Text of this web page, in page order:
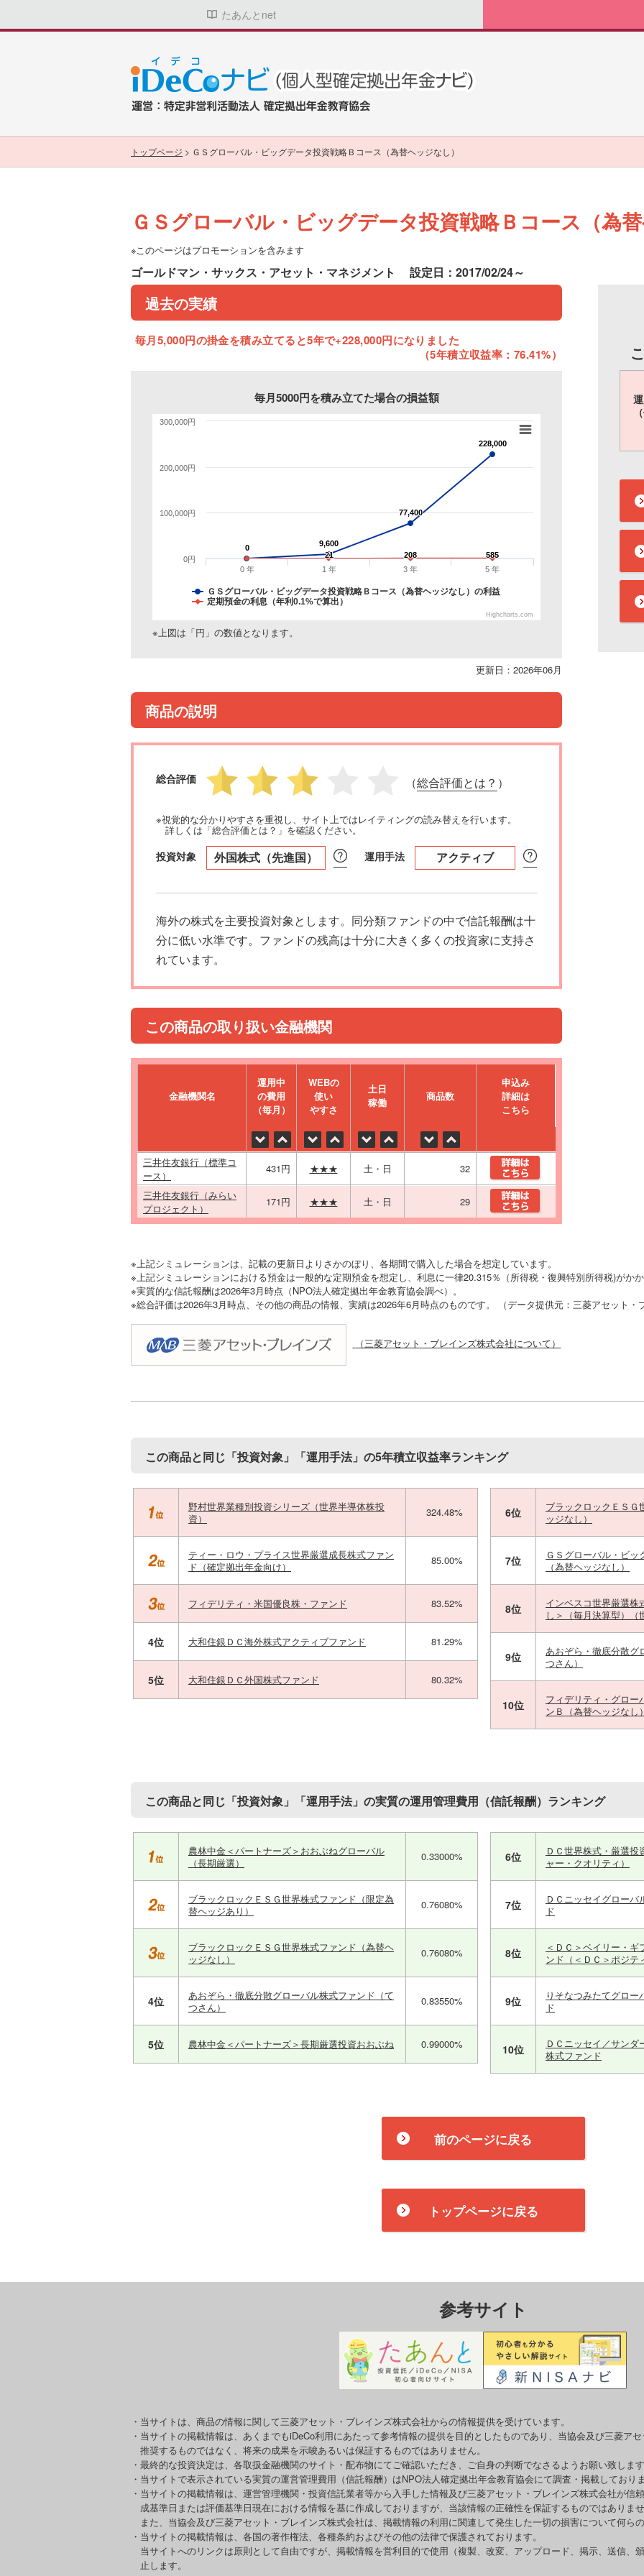
たあんとnet
トップページ > ＧＳグローバル・ビッグデータ投資戦略Ｂコース（為替ヘッジなし）
ＧＳグローバル・ビッグデータ投資戦略Ｂコース（為替
※このページはプロモーションを含みます
ゴールドマン・サックス・アセット・マネジメント 設定日：2017/02/24～
過去の実績
毎月5,000円の掛金を積み立てると5年で+228,000円になりました
（5年積立収益率：76.41%）
毎月5000円を積み立てた場合の損益額
0
0 9,600
9,600
77,400
77,400
228,000
228,000
21
21 208
208 585
585
ＧＳグローバル・ビッグデータ投資戦略Ｂコース（為替ヘッジなし）の利益
定期預金の利息（年利0.1%で算出）
0 年 1 年 3 年 5 年
0円
100,000円
200,000円
300,000円
Highcharts.com
※上図は「円」の数値となります。
更新日：2026年06月
商品の説明
総合評価 （総合評価とは？ ）
※視覚的な分かりやすさを重視し、サイト上ではレイティングの読み替えを行います。
詳しくは「総合評価とは？」を確認ください。
投資対象 外国株式（先進国） 運用手法 アクティブ
海外の株式を主要投資対象とします。同分類ファンドの中で信託報酬は十
分に低い水準です。ファンドの残高は十分に大きく多くの投資家に支持さ
れています。
この商品の取り扱い金融機関
金融機関名
運⽤中
の費⽤
（毎⽉）
WEBの
使い
やすさ
⼟⽇
稼働
商品数
申込み
詳細は
こちら
三井住友銀行（標準コ
ース）
431円 ★★★ 土・日
32
三井住友銀行（みらい
プロジェクト）
171円 ★★★ 土・日 29
※上記シミュレーションは、記載の更新日よりさかのぼり、各期間で購入した場合を想定しています。
※上記シミュレーションにおける預金は一般的な定期預金を想定し、利息に一律20.315％（所得税・復興特別所得税)がか
※実質的な信託報酬は2026年3月時点（NPO法人確定拠出年金教育協会調べ）。
※総合評価は2026年3月時点、その他の商品の情報、実績は2026年6月時点のものです。 （データ提供元：三菱アセット・
（三菱アセット・ブレインズ株式会社について）
この商品と同じ「投資対象」「運用手法」の5年積立収益率ランキング
野村世界業種別投資シリーズ（世界半導体株投
資）
324.48%
ティー・ロウ・プライス世界厳選成長株式ファン
ド（確定拠出年金向け）
85.00%
フィデリティ・米国優良株・ファンド 83.52%
4位 大和住銀ＤＣ海外株式アクティブファンド 81.29%
5位 大和住銀ＤＣ外国株式ファンド 80.32%
6位
ブラックロックＥＳＧ
ッジなし）
7位
ＧＳグローバル・ビッ
（為替ヘッジなし）
8位
インベスコ世界厳選株
し＞（毎月決算型）（
9位
あおぞら・徹底分散グ
つさん）
10位
フィデリティ・グロー
ンＢ（為替ヘッジなし
この商品と同じ「投資対象」「運用手法」の実質の運用管理費用（信託報酬）ランキング
農林中金＜パートナーズ＞おおぶねグローバル
（長期厳選）
0.33000%
ブラックロックＥＳＧ世界株式ファンド（限定為
替ヘッジあり）
0.76080%
ブラックロックＥＳＧ世界株式ファンド（為替ヘ
ッジなし）
0.76080%
4位
あおぞら・徹底分散グローバル株式ファンド（て
つさん）
0.83550%
5位 農林中金＜パートナーズ＞長期厳選投資おおぶね 0.99000%
6位
ＤＣ世界株式・厳選
ャー・クオリティ）
7位
ＤＣニッセイグロー
ド
8位
＜ＤＣ＞ベイリー・
ンド（＜ＤＣ＞ポジテ
9位
りそなつみたてグロー
ド
10位
ＤＣニッセイ／サン
株式ファンド
前のページに戻る
トップページに戻る
参考サイト
・当サイトは、商品の情報に関して三菱アセット・ブレインズ株式会社からの情報提供を受けています。
・当サイトの掲載情報は、あくまでもiDeCo利用にあたって参考情報の提供を目的としたものであり、当協会及び三菱ア
推奨するものではなく、将来の成果を示唆あるいは保証するものではありません。
・最終的な投資決定は、各取扱金融機関のサイト・配布物にてご確認いただき、ご自身の判断でなさるようお願い致します
・当サイトで表示されている実質の運営管理費用（信託報酬）はNPO法人確定拠出年金教育協会にて調査・掲載しておりま
・当サイトの掲載情報は、運営管理機関・投資信託業者等から入手した情報及び三菱アセット・ブレインズ株式会社が信
成基準日または評価基準日現在における情報を基に作成しておりますが、当該情報の正確性を保証するものではありませ
また、当協会及び三菱アセット・ブレインズ株式会社は、掲載情報の利用に関連して発生した一切の損害について何らの
・当サイトの掲載情報は、各国の著作権法、各種条約およびその他の法律で保護されております。
当サイトへのリンクは原則として自由ですが、掲載情報を営利目的で使用（複製、改変、アップロード、掲示、送信、
止します。